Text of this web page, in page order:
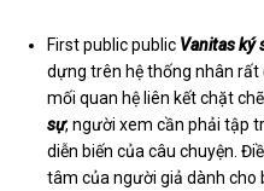
First public public Vanitas ký
dựng trên hệ thống nhân rất
mối quan hệ liên kết chặt
sự, người xem cần phải tập
diễn biến của câu chuyện.
tâm của người giả dành cho